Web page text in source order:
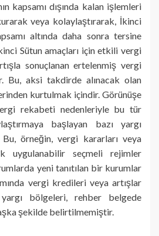
kapsamı dışında kalan işlemleri
veya kolaylaştırarak, İkinci
altında daha sonra tersine
Sütun amaçları için etkili vergi
sonuçlanan ertelenmiş vergi
Bu, aksi takdirde alınacak olan
kurtulmak içindir. Görünüşe
rekabeti nedenleriyle bu tür
başlayan bazı yargı
örneğin, vergi kararları veya
uygulanabilir seçmeli rejimler
yeni tanıtılan bir kurumlar
vergi kredileri veya artışlar
bölgeleri, rehber belgede
şekilde belirtilmemiştir.